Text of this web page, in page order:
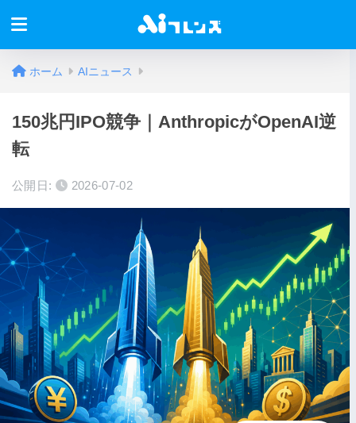
ホーム AIニュース
150兆円IPO競争｜AnthropicがOpenAI逆
転
公開日: 2026-07-02